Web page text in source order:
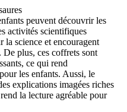
peuvent découvrir les
activités scientifiques
la science et encouragent
plus, ces coffrets sont
ce qui rend
les enfants. Aussi, le
explications imagées riches
la lecture agréable pour